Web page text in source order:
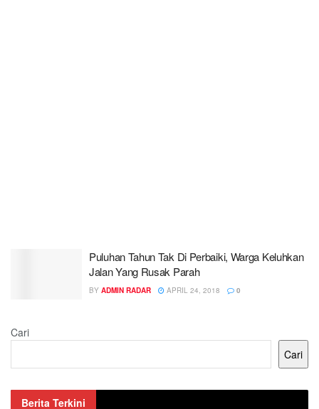
Puluhan Tahun Tak Di Perbaiki, Warga Keluhkan
Jalan Yang Rusak Parah
BY ADMIN RADAR APRIL 24, 2018 0
Cari
Cari
Berita Terkini